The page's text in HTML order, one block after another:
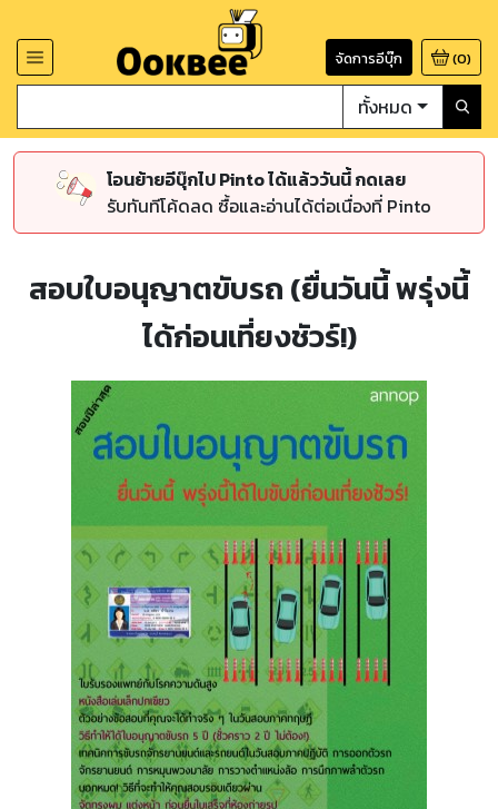
จัดการอีบุ๊ก (0)
ทั้งหมด
โอนย้ายอีบุ๊กไป Pinto ได้แล้ววันนี้ กดเลย
รับทันทีโค้ดลด ซื้อและอ่านได้ต่อเนื่องที่ Pinto
สอบใบอนุญาตขับรถ (ยื่นวันนี้ พรุ่งนี้
ได้ก่อนเที่ยงชัวร์!)